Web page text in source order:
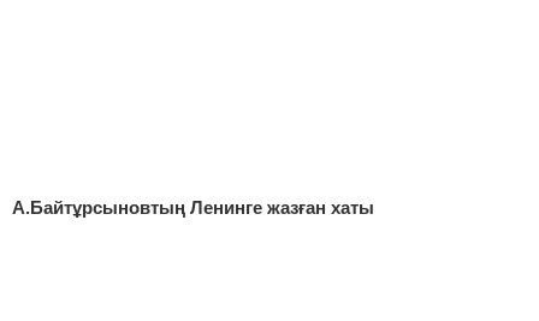
А.Байтұрсыновтың Ленинге жазған хаты